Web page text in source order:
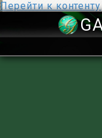
Перейти к контенту